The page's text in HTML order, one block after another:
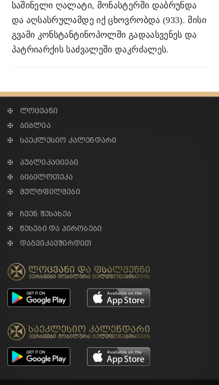
საშინელი ღალატი, მონასტერში დაბრუნდა
და აღსასრულამდე იქ ცხოვრობდა (933). მისი
გვამი კონსტანტინოპოლში გადაასვენეს და
პატრიარქის საძვალეში დაკრძალეს.
✠ ლოცვანი
✠ ბიბლია
✠ საეკლესიო კალენდარი
✠ პუბლიკაციები
✠ ბიბილოთეკა
✠ მულტფილმები
✠ ჩვენ შესახებ
✠ წესები და პირობები
✠ დაგვიკავშირდით